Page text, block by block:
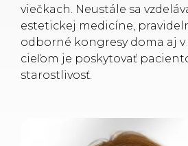
viečkach. Neustále sa
estetickej medicíne,
odborné kongresy doma aj v
cieľom je poskytovať
starostlivosť.